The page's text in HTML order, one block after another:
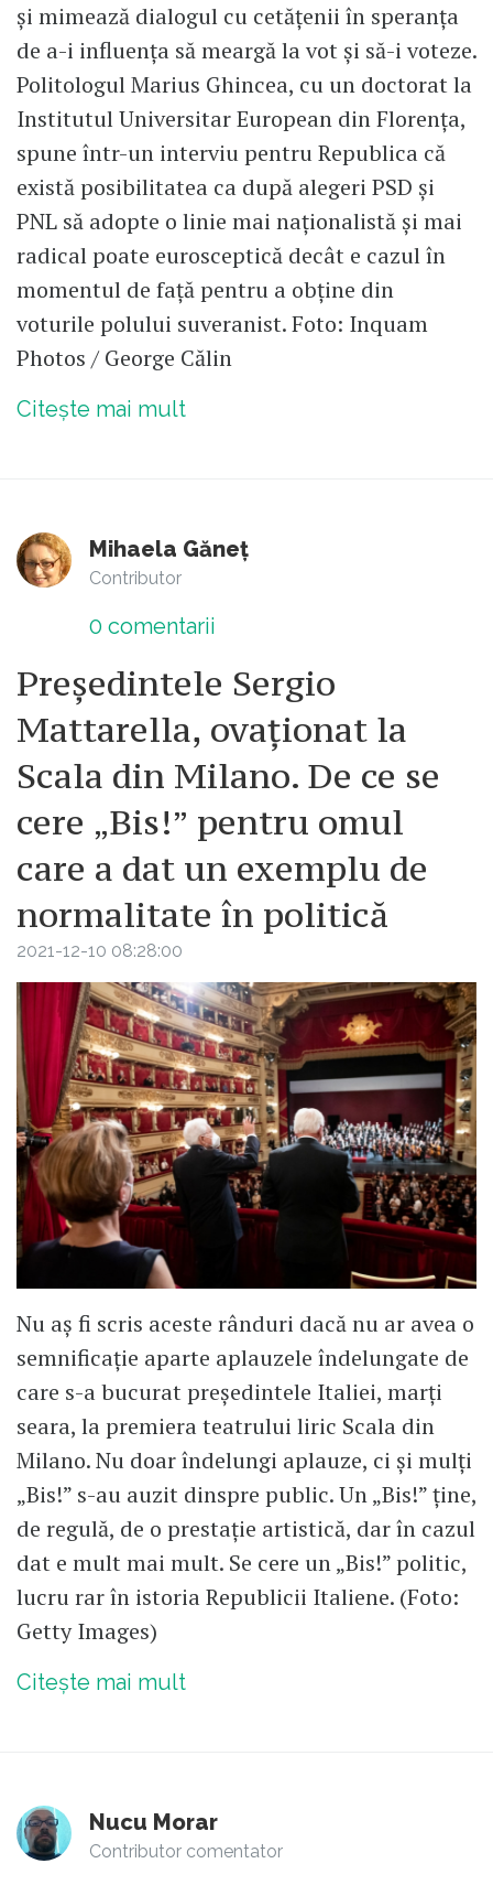
și mimează dialogul cu cetățenii în speranța
de a-i influența să meargă la vot și să-i voteze.
Politologul Marius Ghincea, cu un doctorat la
Institutul Universitar European din Florența,
spune într-un interviu pentru Republica că
există posibilitatea ca după alegeri PSD și
PNL să adopte o linie mai naționalistă și mai
radical poate eurosceptică decât e cazul în
momentul de față pentru a obține din
voturile polului suveranist. Foto: Inquam
Photos / George Călin
Citește mai mult
Mihaela Găneț
Contributor
0 comentarii
Președintele Sergio
Mattarella, ovaționat la
Scala din Milano. De ce se
cere „Bis!” pentru omul
care a dat un exemplu de
normalitate în politică
2021-12-10 08:28:00
Nu aș fi scris aceste rânduri dacă nu ar avea o
semnificație aparte aplauzele îndelungate de
care s-a bucurat președintele Italiei, marți
seara, la premiera teatrului liric Scala din
Milano. Nu doar îndelungi aplauze, ci și mulți
„Bis!” s-au auzit dinspre public. Un „Bis!” ține,
de regulă, de o prestație artistică, dar în cazul
dat e mult mai mult. Se cere un „Bis!” politic,
lucru rar în istoria Republicii Italiene. (Foto:
Getty Images)
Citește mai mult
Nucu Morar
Contributor comentator